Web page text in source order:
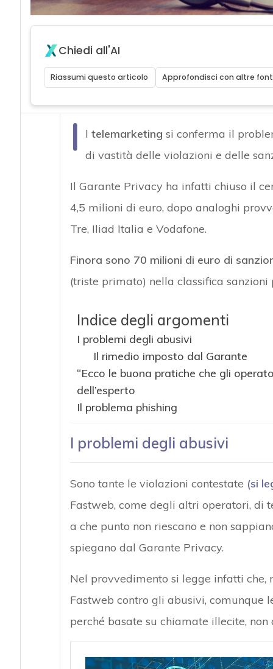
Chiedi all'AI
Riassumi questo articolo Approfondisci con altre
I l telemarketing si conferma il
di vastità delle violazioni e delle
Il Garante Privacy ha infatti chiuso il
4,5 milioni di euro, dopo analoghi
Tre, Iliad Italia e Vodafone.
Finora sono 70 milioni di euro di
(triste primato) nella classifica sanzioni
Indice degli argomenti
I problemi degli abusivi
Il rimedio imposto dal Garante
“Ecco le buona pratiche che gli
dell’esperto
Il problema phishing
I problemi degli abusivi
Sono tante le violazioni contestate (si
Fastweb, come degli altri operatori, di
a che punto non riescano e non
spiegano dal Garante Privacy.
Nel provvedimento si legge infatti che,
Fastweb contro gli abusivi, comunque
perché basate su chiamate illecite,